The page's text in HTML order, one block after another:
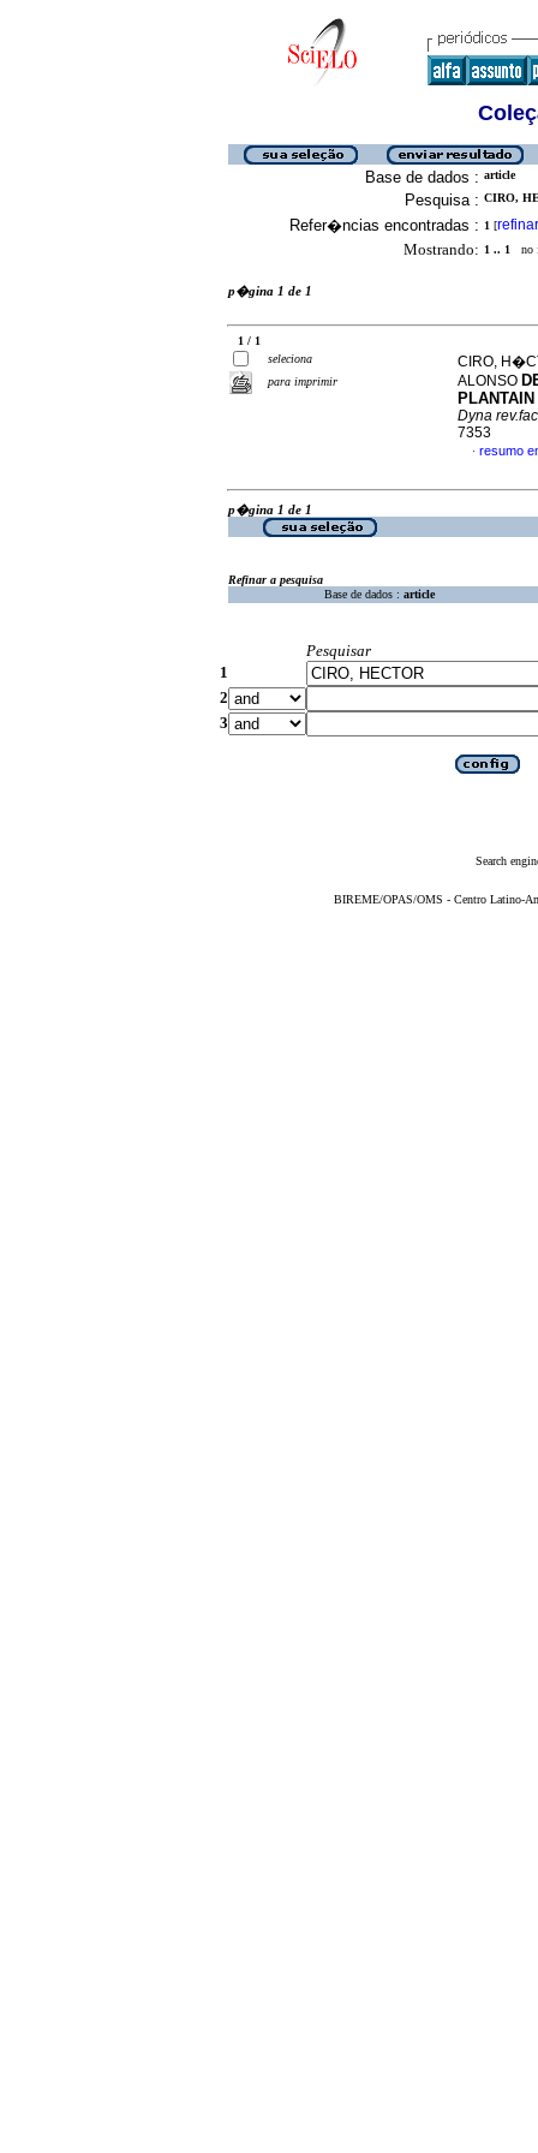
Base de dados : article
Pesquisa : CIRO,
Refer�ncias encontradas : 1 [refinar
Mostrando: 1 .. 1 no
p�gina 1 de 1
1 / 1
seleciona
para imprimir
CIRO,
ALONSO
Dyna
7353
· resumo
p�gina 1 de 1
Refinar a pesquisa
Base de dados : article
Pesquisar
1
2
3
Search
BIREME/OPAS/OMS - Centro Latino-